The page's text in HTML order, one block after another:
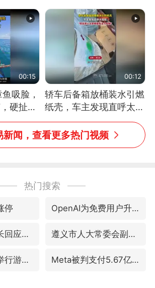
已报警
可以不要把我遣返回国”
00:15
吸脸，
硬扯加
脱
00:12
轿车后备箱放桶装水引燃
纸壳，车主发现直呼太危
险，“拍出来让大家都避
免这个危险”
新闻，查看更多热门视频
热门搜索
停 OpenAI为免费用户升级GPT-5.6 Luna
泰交通部副部长回应中国游客遭歧视 遵义市人大常委会副主任刘东明被查
日本广岛民众举行游行反对政府行径 Meta被判支付5.67亿美元